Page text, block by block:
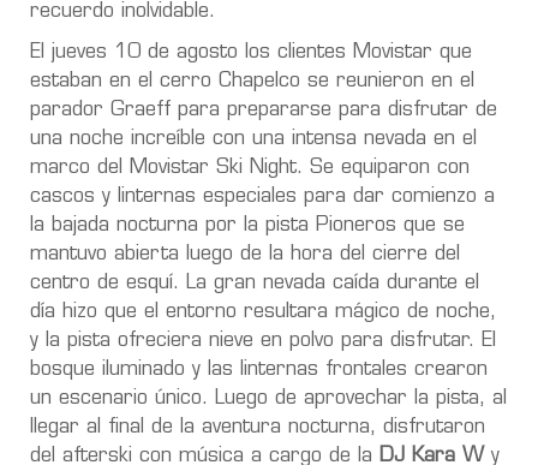
recuerdo inolvidable.
El jueves 10 de agosto los clientes Movistar que
estaban en el cerro Chapelco se reunieron en el
parador Graeff para prepararse para disfrutar de
una noche increíble con una intensa nevada en el
marco del Movistar Ski Night. Se equiparon con
cascos y linternas especiales para dar comienzo a
la bajada nocturna por la pista Pioneros que se
mantuvo abierta luego de la hora del cierre del
centro de esquí. La gran nevada caída durante el
día hizo que el entorno resultara mágico de noche,
y la pista ofreciera nieve en polvo para disfrutar. El
bosque iluminado y las linternas frontales crearon
un escenario único. Luego de aprovechar la pista, al
llegar al final de la aventura nocturna, disfrutaron
del afterski con música a cargo de la DJ Kara W y